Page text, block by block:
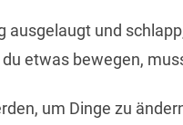
ausgelaugt und
etwas bewegen,
um Dinge zu